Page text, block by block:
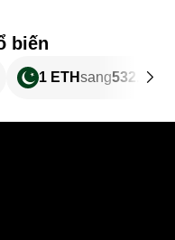
biến
1 ETHsang